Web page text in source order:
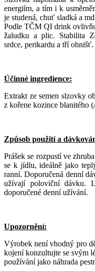
energiím, a tím i k
je studená, chuť sladká a
Podle TČM QI drink
žaludku a plic. Stabilita
srdce, perikardu a tří ohnišť.
Účinné ingredience:
Extrakt ze semen slzovky
z kořene kozince blanitého (
Způsob použití a
Prášek se rozpustí ve
se k jídlu, ideálně jako
ranní. Doporučená denní
užívají poloviční dávku.
doporučené denní užívání.
Upozornění:
Výrobek není vhodný pro
kojení konzultujte se svým
používání jako náhrada